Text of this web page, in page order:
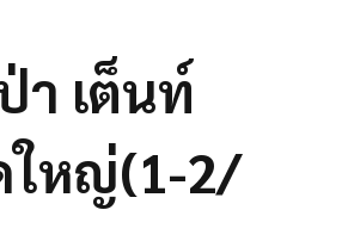
า เต็นท์
ใหญ่(1-2/